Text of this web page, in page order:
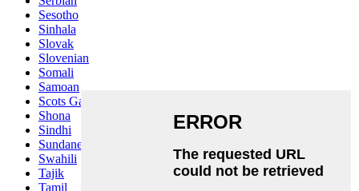
Sesotho
Sinhala
Slovak
Slovenian
Somali
Samoan
Scots Gaelic
Shona
Sindhi
Sundanese
Swahili
Tajik
Tamil